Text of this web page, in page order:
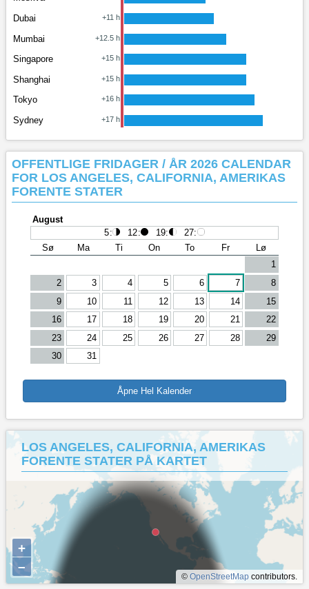
Dubai +11 h
Mumbai +12.5 h
Singapore +15 h
Shanghai +15 h
Tokyo +16 h
Sydney +17 h
OFFENTLIGE FRIDAGER / ÅR 2026 CALENDAR
FOR LOS ANGELES, CALIFORNIA, AMERIKAS
FORENTE STATER
August
5: 12: 19: 27:
Sø
Ma Ti On To Fr
Lø
1
2
3 4 5 6 7
8
9
10 11 12 13 14
15
16
17 18 19 20 21
22
23
24 25 26 27 28
29
30
31
Åpne Hel Kalender
LOS ANGELES, CALIFORNIA, AMERIKAS
FORENTE STATER PÅ KARTET
+
–
© OpenStreetMap contributors.